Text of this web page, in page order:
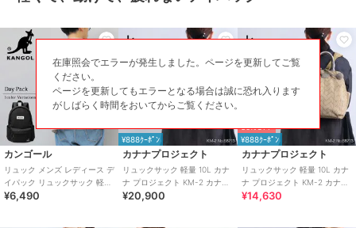
カンゴール
リュック メンズ レディース デ
イパック リュックサック 軽量
A4 通勤 通学 学生 アウトドア
¥6,490
¥888ｸｰﾎﾟﾝ
カナナプロジェクト
リュックサック 軽量 10L カナ
ナ プロジェクト KM-2 カナナ
モノグラムシェードバッグ
¥20,900
30%OFF
¥888ｸｰﾎﾟﾝ
カナナプロジェクト
リュックサック 軽量 10L カナ
ナ プロジェクト KM-2 カナナ
モノグラムシェードバッグ
¥14,630
在庫照会でエラーが発生しました。ページを更新してご覧
ください。
ページを更新してもエラーとなる場合は誠に恐れ入ります
がしばらく時間をおいてからご覧ください。